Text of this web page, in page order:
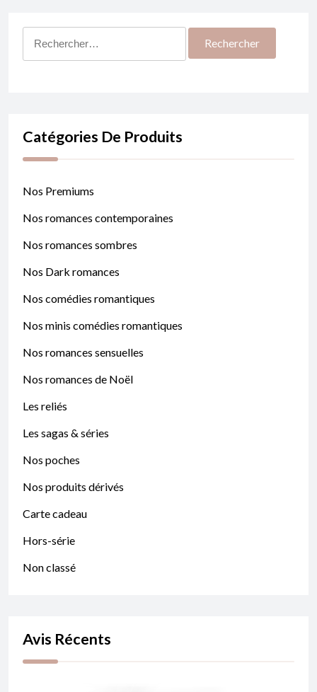
Catégories De Produits
Nos Premiums
Nos romances contemporaines
Nos romances sombres
Nos Dark romances
Nos comédies romantiques
Nos minis comédies romantiques
Nos romances sensuelles
Nos romances de Noël
Les reliés
Les sagas & séries
Nos poches
Nos produits dérivés
Carte cadeau
Hors-série
Non classé
Avis Récents